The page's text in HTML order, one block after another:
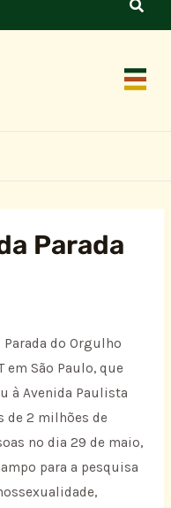
Parada
Parada do Orgulho
em São Paulo, que
à Avenida Paulista
de 2 milhões de
no dia 29 de maio,
para a pesquisa